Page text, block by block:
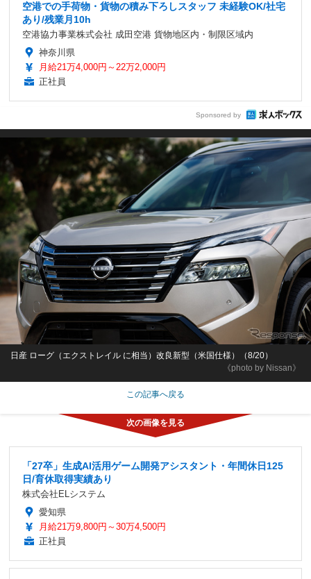
空港での手荷物・貨物の積み下ろしスタッフ 未経験OK/社宅
あり/残業月10h
空港協力事業株式会社 成田空港 貨物地区内・制限区域内
神奈川県
月給21万4,000円～22万2,000円
正社員
Sponsored by
《photo by Nissan》
日産 ローグ（エクストレイル に相当）改良新型（米国仕様）（8/20）
この記事へ戻る
「27卒」生成AI活用ゲーム開発アシスタント・年間休日125
日/育休取得実績あり
株式会社ELシステム
愛知県
月給21万9,800円～30万4,500円
正社員